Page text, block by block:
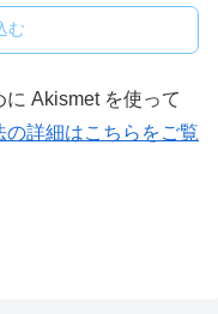
む
Akismet を使って
詳細はこちらをご覧